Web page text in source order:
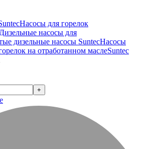
Насосы для горелок
Дизельные насосы для
дизельные насосы SuntecНасосы
на отработанном маслеSuntec
+